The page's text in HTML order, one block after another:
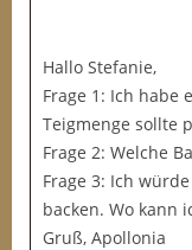
Hallo Stefanie,
Frage 1: Ich habe
Teigmenge sollte
Frage 2: Welche
Frage 3: Ich
backen. Wo kann
Gruß, Apollonia